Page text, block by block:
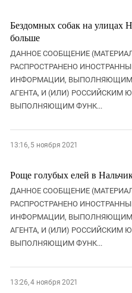
Бездомных собак на улицах
больше
ДАННОЕ СООБЩЕНИЕ
РАСПРОСТРАНЕНО
ИНФОРМАЦИИ, ВЫПОЛНЯЮЩИМ
АГЕНТА, И (ИЛИ) РОССИЙСКИМ
ВЫПОЛНЯЮЩИМ ФУНК...
13:16, 5 ноября 2021
Роще голубых елей в
ДАННОЕ СООБЩЕНИЕ
РАСПРОСТРАНЕНО
ИНФОРМАЦИИ, ВЫПОЛНЯЮЩИМ
АГЕНТА, И (ИЛИ) РОССИЙСКИМ
ВЫПОЛНЯЮЩИМ ФУНК...
13:26, 4 ноября 2021